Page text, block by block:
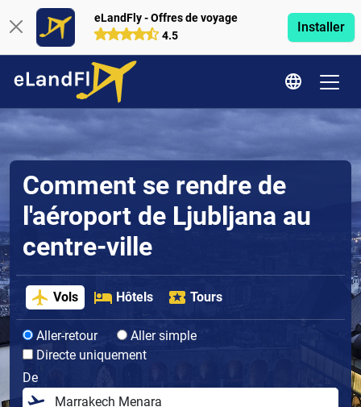
eLandFly - Offres de voyage
4.5
Installer
Comment se rendre de
l'aéroport de Ljubljana au
centre-ville
Vols Hôtels Tours
Aller-retour
Aller simple
Directe uniquement
De